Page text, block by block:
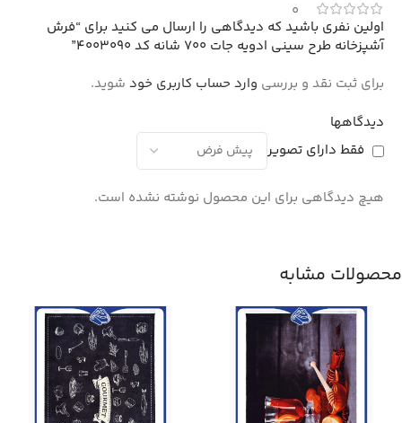
0
دیدگاهها
فقط دارای تصویر
هیچ دیدگاهی برای این محصول نوشته نشده است.
اولین نفری باشید که دیدگاهی را ارسال می کنید برای “فرش
آشپزخانه طرح سینی ادویه جات 700 شانه کد 4003090”
برای ثبت نقد و بررسی وارد حساب کاربری خود شوید.
محصولات مشابه